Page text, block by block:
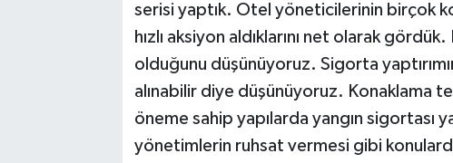
serisi yaptık. Otel yöneticilerinin birçok
hızlı aksiyon aldıklarını net olarak
olduğunu düşünüyoruz. Sigorta
alınabilir diye düşünüyoruz. Konaklama
öneme sahip yapılarda yangın sigortası
yönetimlerin ruhsat vermesi gibi